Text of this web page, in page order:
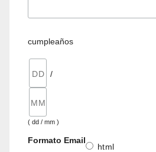
cumpleaños
/
( dd / mm )
Formato Email
html